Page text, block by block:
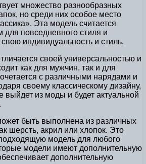
множество разнообразных
но среди них особое место
Эта модель считается
повседневного стиля и
индивидуальность и стиль.
своей универсальностью и
как для мужчин, так и для
с различными нарядами и
своему классическому дизайну,
выйдет из моды и будет актуальной
быть выполнена из различных
шерсть, акрил или хлопок. Это
модель для любого
модели имеют дополнительную
дополнительную